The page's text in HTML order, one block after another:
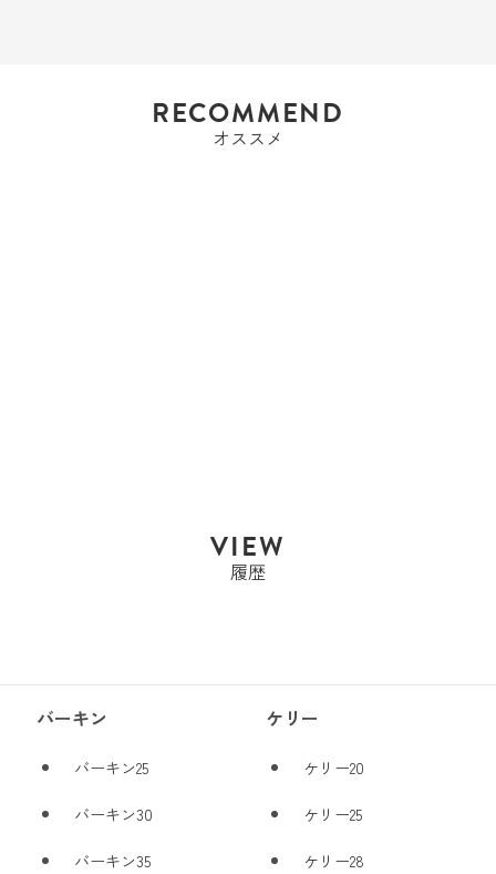
RECOMMEND
オススメ
VIEW
履歴
バーキン
バーキン25
バーキン30
バーキン35
ケリー
ケリー20
ケリー25
ケリー28